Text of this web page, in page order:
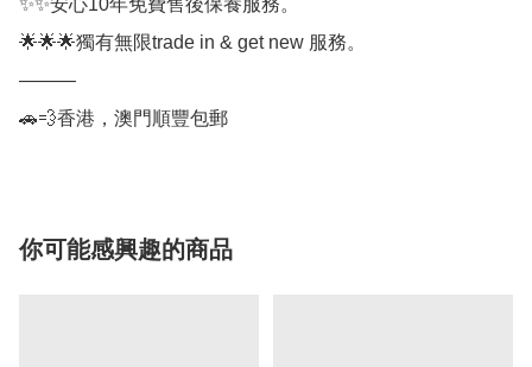
✨✨安心10年免費售後保養服務。
🌟🌟🌟獨有無限trade in & get new 服務。
———
🚗💨香港，澳門順豐包郵
你可能感興趣的商品